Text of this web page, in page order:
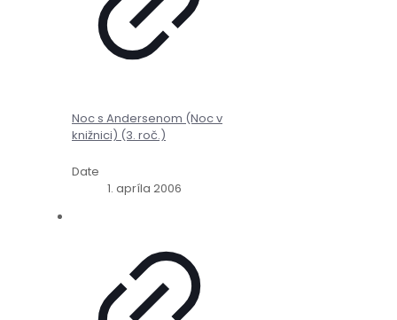
Noc s Andersenom (Noc v
knižnici) (3. roč.)
Date
1. apríla 2006